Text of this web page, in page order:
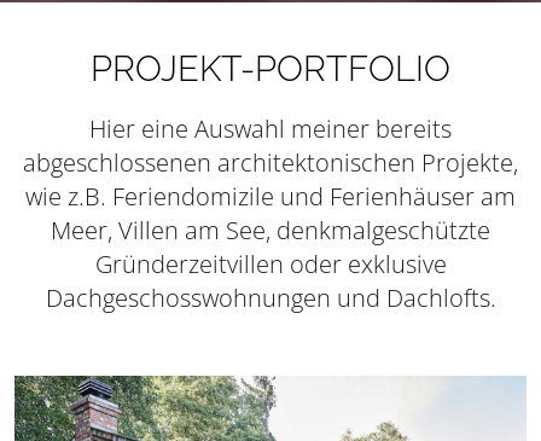
PROJEKT-PORTFOLIO
Hier eine Auswahl meiner bereits
abgeschlossenen architektonischen Projekte,
wie z.B. Feriendomizile und Ferienhäuser am
Meer, Villen am See, denkmalgeschützte
Gründerzeitvillen oder exklusive
Dachgeschosswohnungen und Dachlofts.